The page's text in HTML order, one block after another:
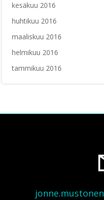
kesäkuu 2016
huhtikuu 2016
maaliskuu 2016
helmikuu 2016
tammikuu 2016